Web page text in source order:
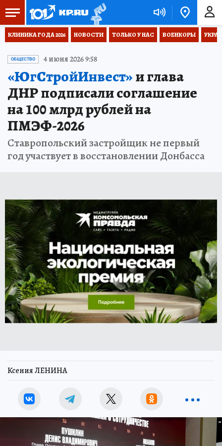
КЛИНИКА ГОДА 2026 НОВОСТИ ТОЛЬКО У НАС ВОЕНКОРЫ
ОБЩЕСТВО 4 июня 2026 9:58
«ЮгСтройИнвест»и глава
ДНР подписали соглашение
на 100 млрд рублей на
ПМЭФ-2026
Ставропольский застройщик не первый
год участвует в восстановлении Донбасса
Ксения ЛЕНИНА